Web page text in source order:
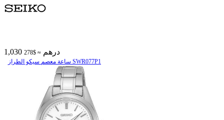
1,030 درهم ≈ $278
ساعة معصم سیکو الطراز SWR077P1